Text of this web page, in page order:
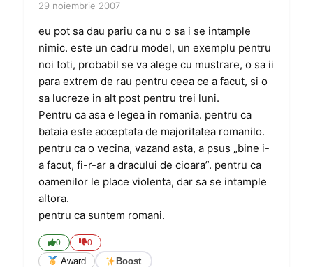
29 noiembrie 2007
eu pot sa dau pariu ca nu o sa i se intample
nimic. este un cadru model, un exemplu pentru
noi toti, probabil se va alege cu mustrare, o sa ii
para extrem de rau pentru ceea ce a facut, si o
sa lucreze in alt post pentru trei luni.
Pentru ca asa e legea in romania. pentru ca
bataia este acceptata de majoritatea romanilo.
pentru ca o vecina, vazand asta, a psus „bine i-
a facut, fi-r-ar a dracului de cioara”. pentru ca
oamenilor le place violenta, dar sa se intample
altora.
pentru ca suntem romani.
0 0
Award Boost